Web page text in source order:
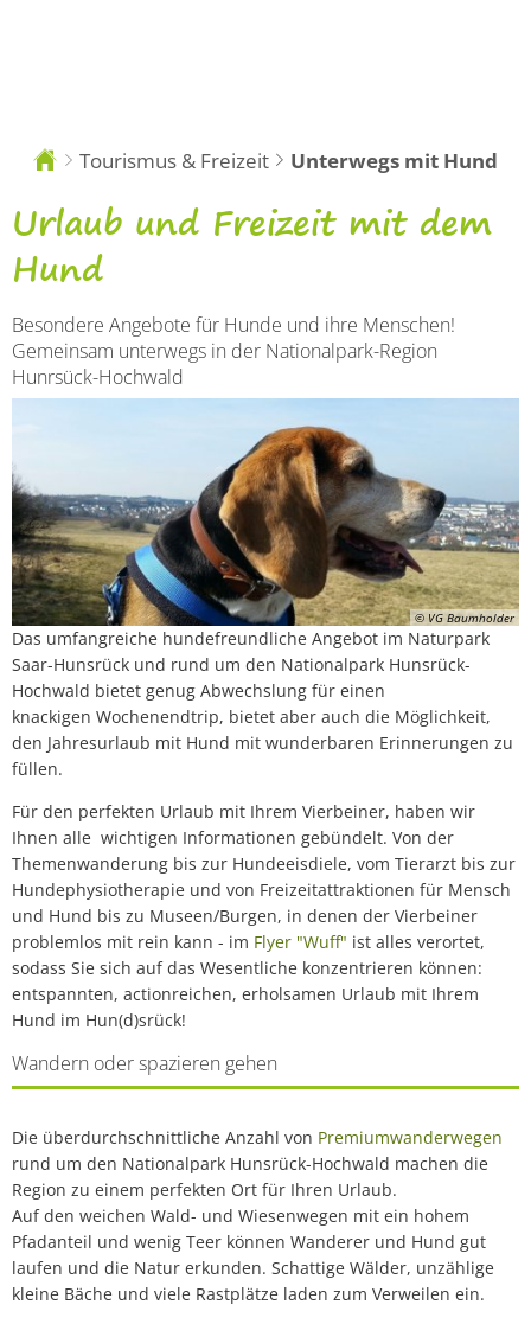
Sie
Tourismus & Freizeit Unterwegs mit Hund
Freizeit-
und
Urlaubsangebote
mit
Hund
Urlaub und Freizeit mit dem
Hund
Besondere Angebote für Hunde und ihre Menschen!
Gemeinsam unterwegs in der Nationalpark-Region
Hunrsück-Hochwald
© VG Baumholder
Das umfangreiche hundefreundliche Angebot im Naturpark
Saar-Hunsrück und rund um den Nationalpark Hunsrück-
Hochwald bietet genug Abwechslung für einen
knackigen Wochenendtrip, bietet aber auch die Möglichkeit,
den Jahresurlaub mit Hund mit wunderbaren Erinnerungen zu
füllen.
Für den perfekten Urlaub mit Ihrem Vierbeiner, haben wir
Ihnen alle wichtigen Informationen gebündelt. Von der
Themenwanderung bis zur Hundeeisdiele, vom Tierarzt bis zur
Hundephysiotherapie und von Freizeitattraktionen für Mensch
und Hund bis zu Museen/Burgen, in denen der Vierbeiner
problemlos mit rein kann - im Flyer "Wuff" ist alles verortet,
sodass Sie sich auf das Wesentliche konzentrieren können:
entspannten, actionreichen, erholsamen Urlaub mit Ihrem
Hund im Hun(d)srück!
Wandern oder spazieren gehen
Die überdurchschnittliche Anzahl von Premiumwanderwegen
rund um den Nationalpark Hunsrück-Hochwald machen die
Region zu einem perfekten Ort für Ihren Urlaub.
Auf den weichen Wald- und Wiesenwegen mit ein hohem
Pfadanteil und wenig Teer können Wanderer und Hund gut
laufen und die Natur erkunden. Schattige Wälder, unzählige
kleine Bäche und viele Rastplätze laden zum Verweilen ein.